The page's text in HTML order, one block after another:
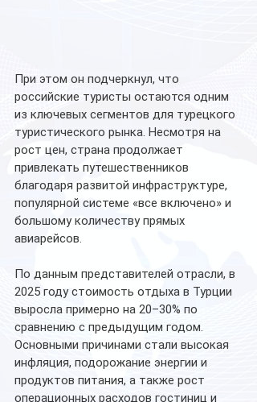
При этом он подчеркнул, что
российские туристы остаются одним
из ключевых сегментов для турецкого
туристического рынка. Несмотря на
рост цен, страна продолжает
привлекать путешественников
благодаря развитой инфраструктуре,
популярной системе «все включено» и
большому количеству прямых
авиарейсов.
По данным представителей отрасли, в
2025 году стоимость отдыха в Турции
выросла примерно на 20–30% по
сравнению с предыдущим годом.
Основными причинами стали высокая
инфляция, подорожание энергии и
продуктов питания, а также рост
операционных расходов гостиниц и